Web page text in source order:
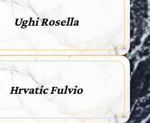
Ughi Rosella
Hrvatic Fulvio